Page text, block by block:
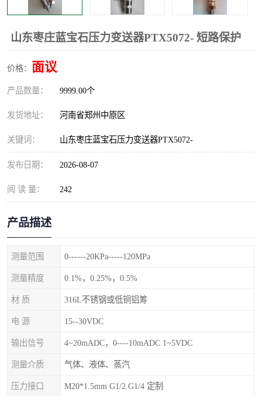
山东枣庄蓝宝石压力变送器PTX5072- 短路保护
价格： 面议
产品数量： 9999.00个
发货地址： 河南省郑州中原区
关键词： 山东枣庄蓝宝石压力变送器PTX5072-
发布日期： 2026-08-07
阅 读 量： 242
产品描述
测量范围 0------20KPa-----120MPa
测量精度 0.1%，0.25%，0.5%
材 质 316L不锈钢或低铜铝筹
电 源 15--30VDC
输出信号 4~20mADC，0----10mADC 1~5VDC
测量介质 气体、液体、蒸汽
压力接口 M20*1.5mm G1/2 G1/4 定制